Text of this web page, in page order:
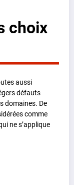
choix
aussi
défauts
domaines. De
comme
ne s’applique